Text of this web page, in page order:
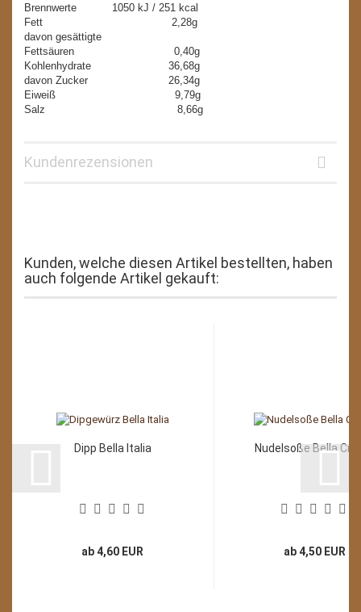
Brennwerte 1050 kJ / 251 kcal
Fett 2,28g
davon gesättigte
Fettsäuren 0,40g
Kohlenhydrate 36,68g
davon Zucker 26,34g
Eiweiß 9,79g
Salz 8,66g
Kundenrezensionen
Kunden, welche diesen Artikel bestellten, haben
auch folgende Artikel gekauft:
Dipp Bella Italia
ab 4,60 EUR
Nudelsoße Bella
ab 4,50 EUR